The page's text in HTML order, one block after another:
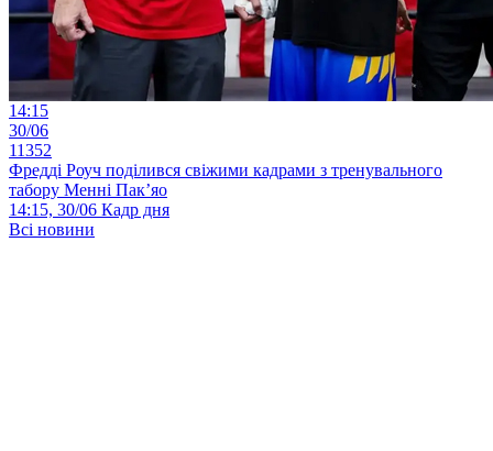
14:15
30/06
11352
Фредді Роуч поділився свіжими кадрами з тренувального
табору Менні Пак’яо
14:15, 30/06 Кадр дня
Всі новини